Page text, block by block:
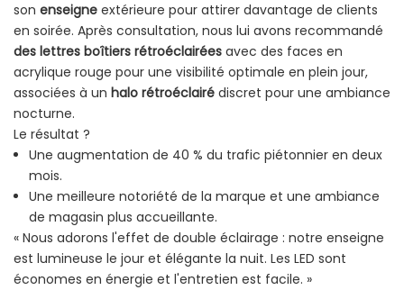
son enseigne extérieure pour attirer davantage de clients
en soirée. Après consultation, nous lui avons recommandé
des lettres boîtiers rétroéclairées avec des faces en
acrylique rouge pour une visibilité optimale en plein jour,
associées à un halo rétroéclairé discret pour une ambiance
nocturne.
Le résultat ?
Une augmentation de 40 % du trafic piétonnier en deux
mois.
Une meilleure notoriété de la marque et une ambiance
de magasin plus accueillante.
« Nous adorons l'effet de double éclairage : notre enseigne
est lumineuse le jour et élégante la nuit. Les LED sont
économes en énergie et l'entretien est facile. »